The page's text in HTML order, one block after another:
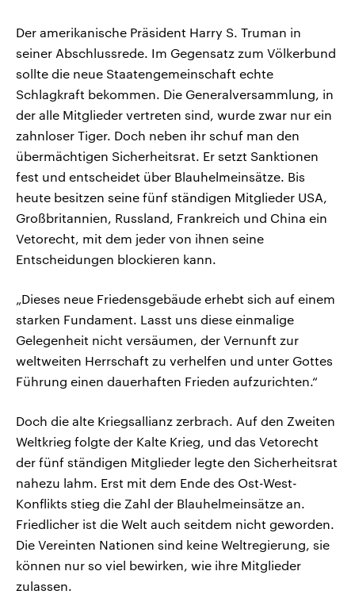
Der amerikanische Präsident Harry S. Truman in
seiner Abschlussrede. Im Gegensatz zum Völkerbund
sollte die neue Staatengemeinschaft echte
Schlagkraft bekommen. Die Generalversammlung, in
der alle Mitglieder vertreten sind, wurde zwar nur ein
zahnloser Tiger. Doch neben ihr schuf man den
übermächtigen Sicherheitsrat. Er setzt Sanktionen
fest und entscheidet über Blauhelmeinsätze. Bis
heute besitzen seine fünf ständigen Mitglieder USA,
Großbritannien, Russland, Frankreich und China ein
Vetorecht, mit dem jeder von ihnen seine
Entscheidungen blockieren kann.
„Dieses neue Friedensgebäude erhebt sich auf einem
starken Fundament. Lasst uns diese einmalige
Gelegenheit nicht versäumen, der Vernunft zur
weltweiten Herrschaft zu verhelfen und unter Gottes
Führung einen dauerhaften Frieden aufzurichten.“
Doch die alte Kriegsallianz zerbrach. Auf den Zweiten
Weltkrieg folgte der Kalte Krieg, und das Vetorecht
der fünf ständigen Mitglieder legte den Sicherheitsrat
nahezu lahm. Erst mit dem Ende des Ost-West-
Konflikts stieg die Zahl der Blauhelmeinsätze an.
Friedlicher ist die Welt auch seitdem nicht geworden.
Die Vereinten Nationen sind keine Weltregierung, sie
können nur so viel bewirken, wie ihre Mitglieder
zulassen.